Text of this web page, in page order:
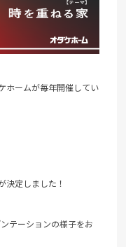
ホームが毎年開催してい
決定しました！
テーションの様子をお